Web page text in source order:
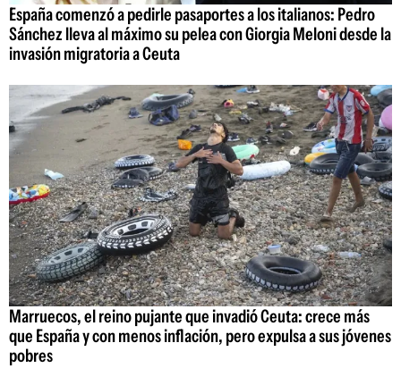
España comenzó a pedirle pasaportes a los italianos: Pedro
Sánchez lleva al máximo su pelea con Giorgia Meloni desde la
invasión migratoria a Ceuta
Marruecos, el reino pujante que invadió Ceuta: crece más
que España y con menos inflación, pero expulsa a sus jóvenes
pobres